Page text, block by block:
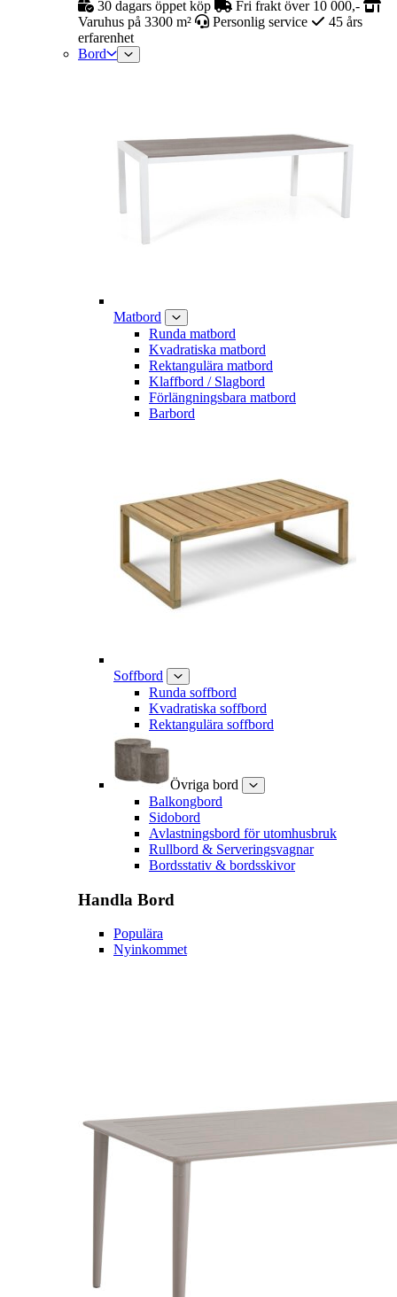
30 dagars öppet köp
Fri frakt över 10 000,-
Varuhus på 3300 m²
Personlig service
45 års
erfarenhet
Bord
Matbord
Runda matbord
Kvadratiska matbord
Rektangulära matbord
Klaffbord / Slagbord
Förlängningsbara matbord
Barbord
Soffbord
Runda soffbord
Kvadratiska soffbord
Rektangulära soffbord
Övriga bord
Balkongbord
Sidobord
Avlastningsbord för utomhusbruk
Rullbord & Serveringsvagnar
Bordsstativ & bordsskivor
Handla Bord
Populära
Nyinkommet